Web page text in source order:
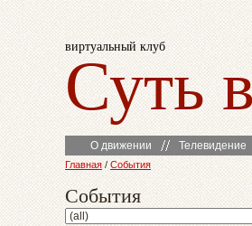
виртуальный клуб
Суть
О движении Телевидение
Главная / События
События